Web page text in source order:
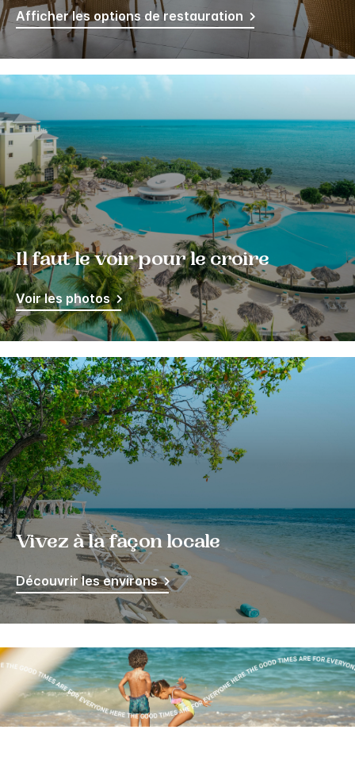
Afficher les options de restauration
Il faut le voir pour le croire
Voir les photos
Vivez à la façon locale
Découvrir les environs